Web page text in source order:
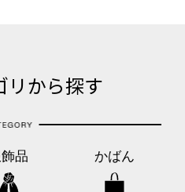
リから探す
品 かばん